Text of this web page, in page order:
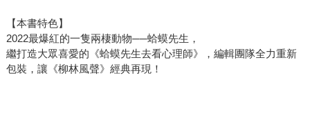
【本書特色】
2022最爆紅的一隻兩棲動物──蛤蟆先生，
繼打造大眾喜愛的《蛤蟆先生去看心理師》，編輯團隊全力重新
包裝，讓《柳林風聲》經典再現！